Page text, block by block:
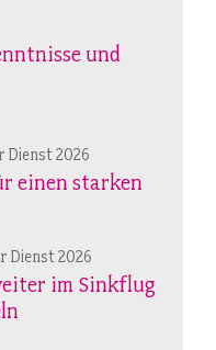
und
Dienst 2026
einen starken
Dienst 2026
im Sinkflug